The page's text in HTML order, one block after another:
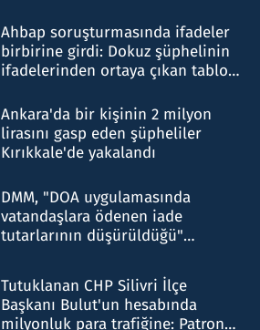
Ahbap soruşturmasında ifadeler
birbirine girdi: Dokuz şüphelinin
ifadelerinden ortaya çıkan tablo
Ankara'da bir kişinin 2 milyon
lirasını gasp eden şüpheliler
Kırıkkale'de yakalandı
DMM, "DOA uygulamasında
vatandaşlara ödenen iade
tutarlarının düşürüldüğü"
Tutuklanan CHP Silivri İlçe
Başkanı Bulut'un hesabında
milyonluk para trafiğine: Patron